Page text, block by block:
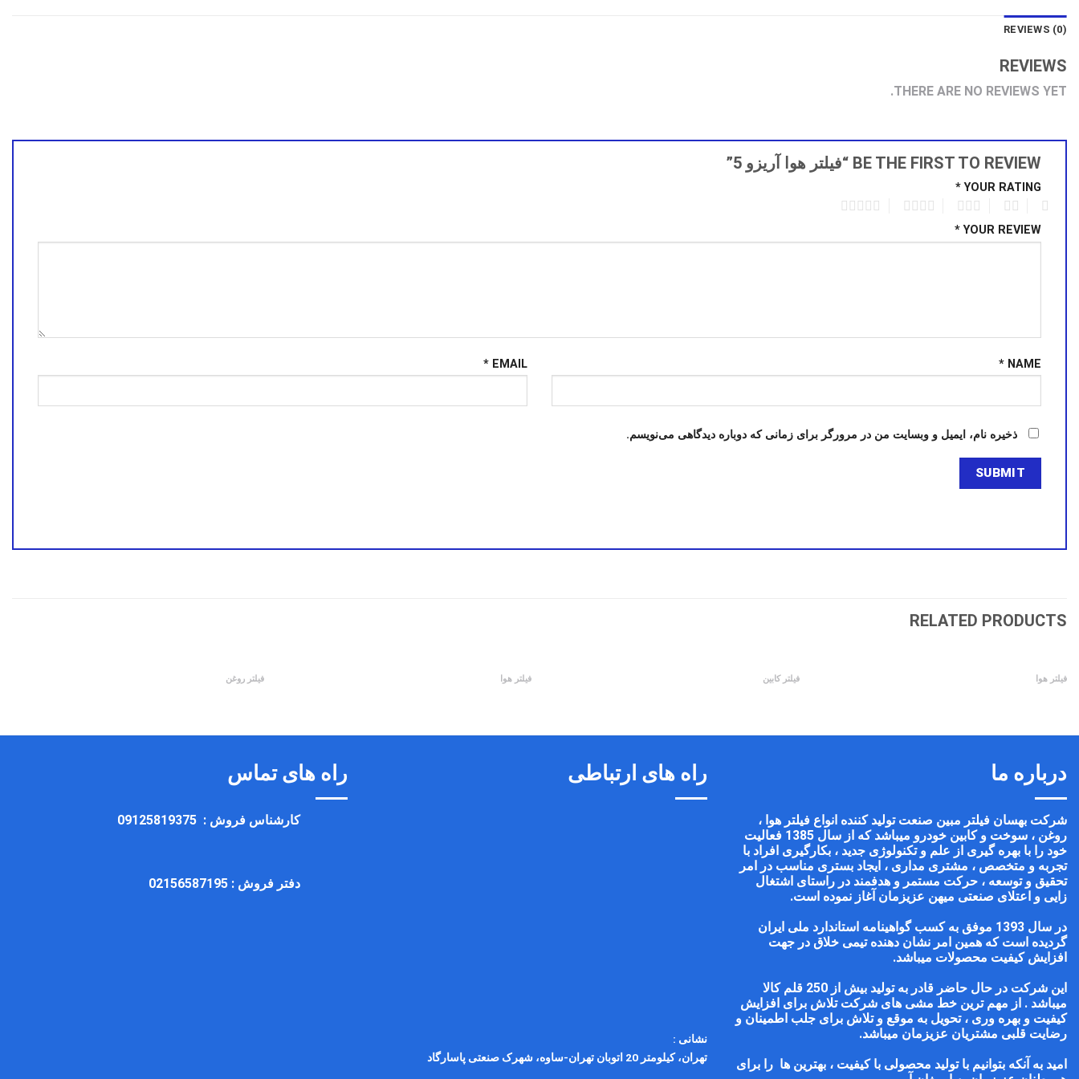
REVIEWS (0)
REVIEWS
THERE ARE NO REVIEWS YET.
BE THE FIRST TO REVIEW “فیلتر هوا آریزو 5”
YOUR RATING
*
YOUR REVIEW
*
NAME
*
EMAIL
*
ذخیره نام، ایمیل و وبسایت من در مرورگر برای زمانی که دوباره دیدگاهی می‌نویسم.
RELATED PRODUCTS
فیلتر هوا فیلتر کابین فیلتر هوا فیلتر روغن
درباره ما
شرکت بهسان فیلتر مبین صنعت تولید کننده انواع فیلتر هوا ،
روغن ، سوخت و کابین خودرو میباشد که از سال 1385 فعالیت
خود را با بهره گیری از علم و تکنولوژی جدید ، بکارگیری افراد با
تجربه و متخصص ، مشتری مداری ، ایجاد بستری مناسب در امر
تحقیق و توسعه ، حرکت مستمر و هدفمند در راستای اشتغال
زایی و اعتلای صنعتی میهن عزیزمان آغاز نموده است.
در سال 1393 موفق به کسب گواهینامه استاندارد ملی ایران
گردیده است که همین امر نشان دهنده تیمی خلاق در جهت
افزایش کیفیت محصولات میباشد.
این شرکت در حال حاضر قادر به تولید بیش از 250 قلم کالا
میباشد . از مهم ترین خط مشی های شرکت تلاش برای افزایش
کیفیت و بهره وری ، تحویل به موقع و تلاش برای جلب اطمینان و
رضایت قلبی مشتریان عزیزمان میباشد.
امید به آنکه بتوانیم با تولید محصولی با کیفیت ، بهترین ها را برای
راه های ارتباطی
نشانی :
تهران، کیلومتر 20 اتوبان تهران-ساوه، شهرک صنعتی پاسارگاد
راه های تماس
کارشناس فروش : 09125819375
دفتر فروش : 02156587195